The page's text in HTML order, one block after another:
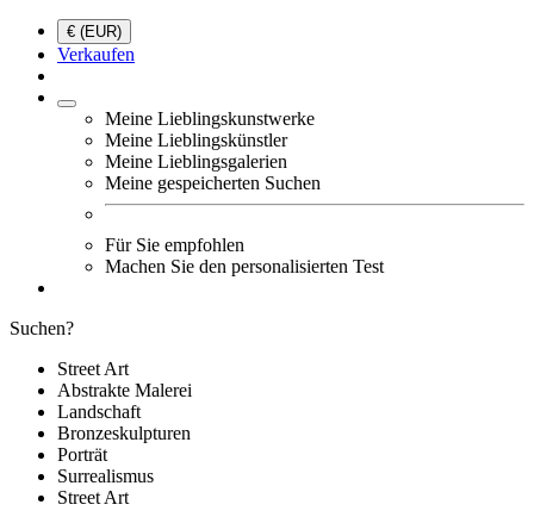
€ (EUR)
Verkaufen
Meine Lieblingskunstwerke
Meine Lieblingskünstler
Meine Lieblingsgalerien
Meine gespeicherten Suchen
Für Sie empfohlen
Machen Sie den personalisierten Test
Suchen?
Street Art
Abstrakte Malerei
Landschaft
Bronzeskulpturen
Porträt
Surrealismus
Street Art